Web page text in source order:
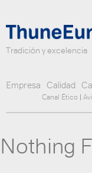
Tradición y excelencia
Empresa Calidad
Canal Ético
Nothing